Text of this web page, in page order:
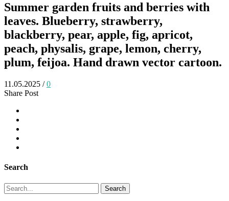
Summer garden fruits and berries with
leaves. Blueberry, strawberry,
blackberry, pear, apple, fig, apricot,
peach, physalis, grape, lemon, cherry,
plum, feijoa. Hand drawn vector cartoon.
11.05.2025 / 0
Share Post
Search
Search